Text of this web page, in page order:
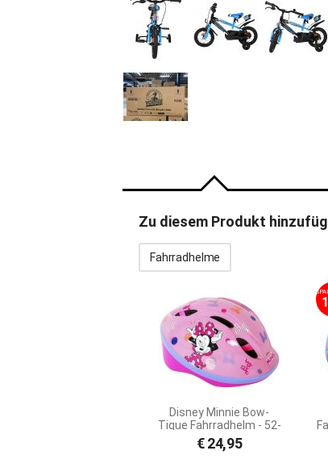
Zu diesem Produkt
Fahrradhelme
Disney Minnie Bow-
Tique Fahrradhelm - 52-
56 cm
€24,95